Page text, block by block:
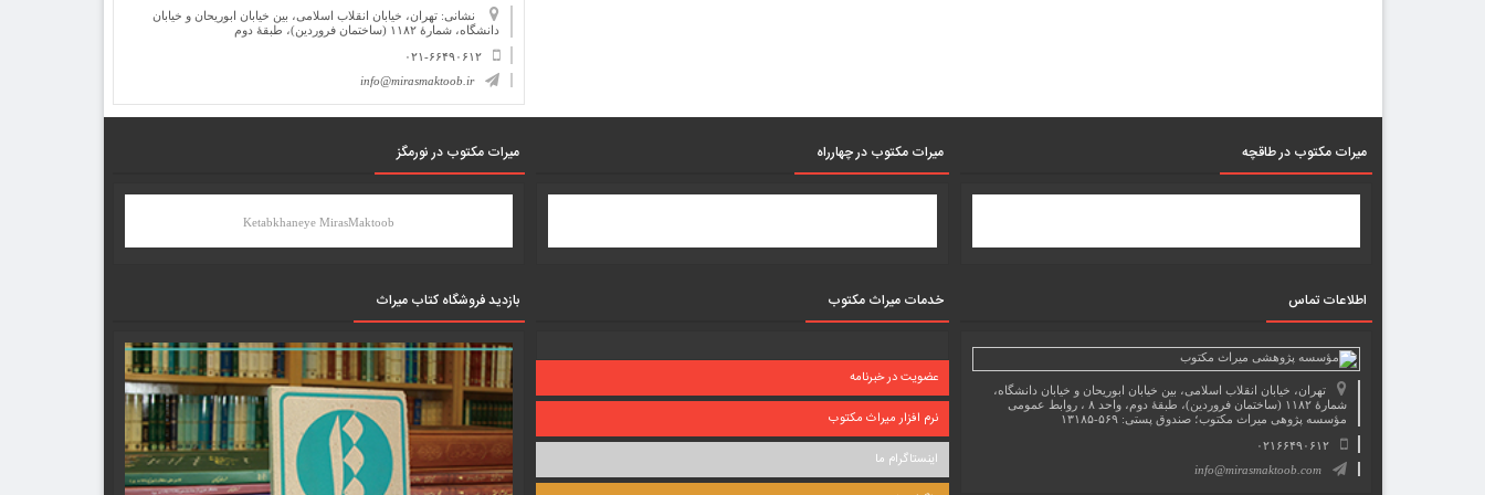
نشانی: تهران، خیابان انقلاب اسلامی، بین خیابان ابوریحان و خیابان
دانشگاه، شمارۀ ۱۱۸۲ (ساختمان فروردین)، طبقۀ دوم
۰۲۱-۶۶۴۹۰۶۱۲
info@mirasmaktoob.ir
میرات مکتوب در طاقچه
اطلاعات تماس
تهران، خیابان انقلاب اسلامی، بین خیابان ابوریحان و خیابان دانشگاه،
شمارۀ ۱۱۸۲ (ساختمان فروردین)، طبقۀ دوم، واحد ۸ ، روابط عمومی
مؤسسه پژوهی میراث مکتوب؛ صندوق پستی: ۵۶۹-۱۳۱۸۵
۰۲۱۶۶۴۹۰۶۱۲
info@mirasmaktoob.com
میرات مکتوب در چهارراه
خدمات میراث مکتوب
عضویت در خبرنامه
نرم افزار میراث مکتوب
اینستاگرام ما
میرات مکتوب در نورمگز
Ketabkhaneye MirasMaktoob
بازدید فروشگاه کتاب میراث